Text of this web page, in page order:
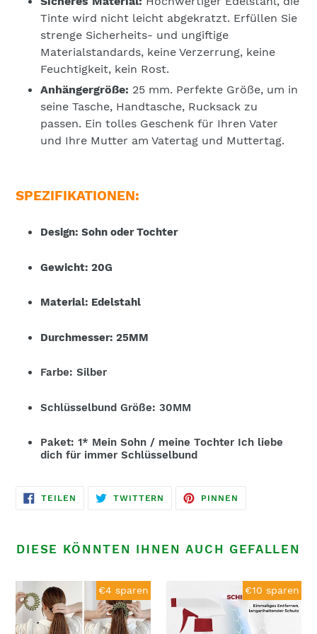
Tinte wird nicht leicht abgekratzt. Erfüllen Sie
strenge Sicherheits- und ungiftige
Materialstandards, keine Verzerrung, keine
Feuchtigkeit, kein Rost.
Anhängergröße: 25 mm. Perfekte Größe, um in
seine Tasche, Handtasche, Rucksack zu
passen. Ein tolles Geschenk für Ihren Vater
und Ihre Mutter am Vatertag und Muttertag.
SPEZIFIKATIONEN:
Design: Sohn oder Tochter
Gewicht: 20G
Material: Edelstahl
Durchmesser: 25MM
Farbe: Silber
Schlüsselbund Größe: 30MM
Paket: 1* Mein Sohn / meine Tochter Ich liebe
dich für immer Schlüsselbund
TEILEN
FACEBOOK
TWITTERN
TWITTER
PINNEN
DIESE KÖNNTEN IHNEN AUCH GEFALLEN
Lazy
Vogelnests
Haarschmuck
€4 sparen
Schimmel-
Reinigungsschaum
€10 sparen